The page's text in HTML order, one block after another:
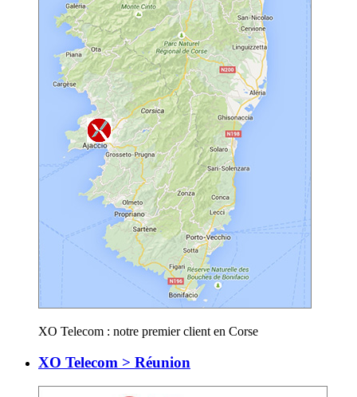
XO Telecom : notre premier client en Corse
XO Telecom > Réunion